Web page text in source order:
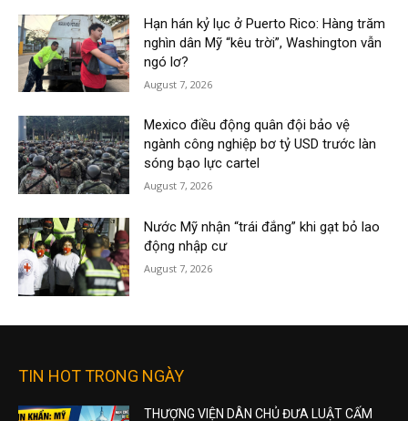
Hạn hán kỷ lục ở Puerto Rico: Hàng trăm
nghìn dân Mỹ “kêu trời”, Washington vẫn
ngó lơ?
August 7, 2026
Mexico điều động quân đội bảo vệ
ngành công nghiệp bơ tỷ USD trước làn
sóng bạo lực cartel
August 7, 2026
Nước Mỹ nhận “trái đắng” khi gạt bỏ lao
động nhập cư
August 7, 2026
TIN HOT TRONG NGÀY
THƯỢNG VIỆN DÂN CHỦ ĐƯA LUẬT CẤM